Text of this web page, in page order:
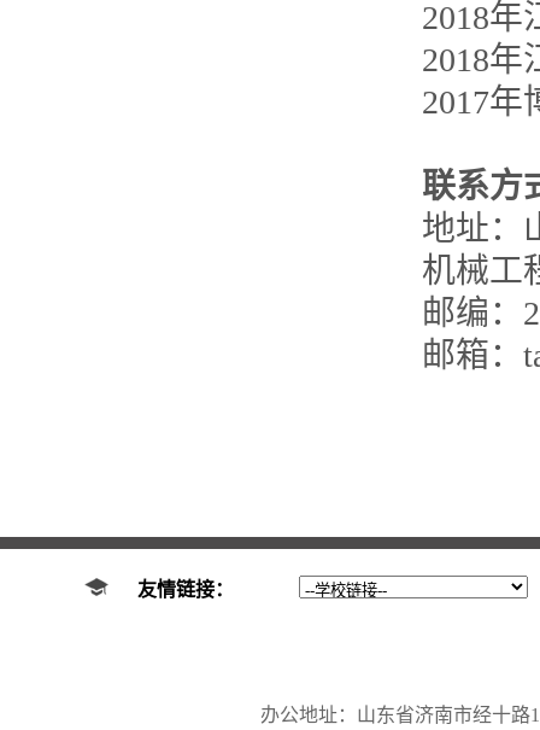
2018年
2018年
2017年
联系方
地址：
机械工
邮编：
邮箱：
友情链接：
办公地址：山东省济南市经十路